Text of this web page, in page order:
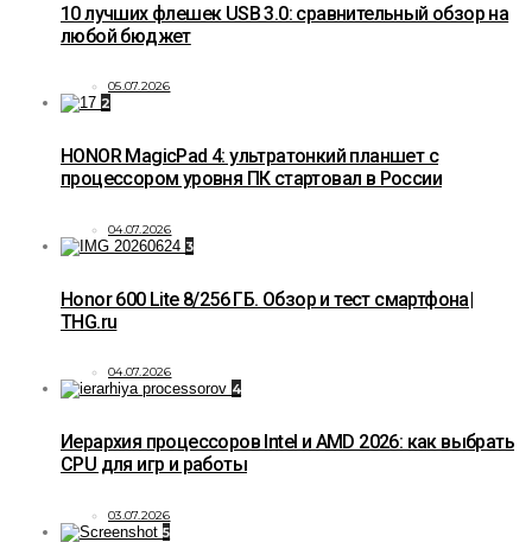
10 лучших флешек USB 3.0: сравнительный обзор на
любой бюджет
05.07.2026
2
HONOR MagicPad 4: ультратонкий планшет с
процессором уровня ПК стартовал в России
04.07.2026
3
Honor 600 Lite 8/256 ГБ. Обзор и тест смартфона|
THG.ru
04.07.2026
4
Иерархия процессоров Intel и AMD 2026: как выбрать
CPU для игр и работы
03.07.2026
5